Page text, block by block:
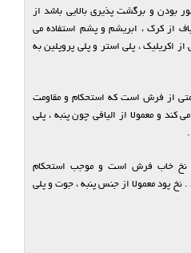
بودن و برگشت پذیری بالایی باشد از
از کرک ، ابریشم و پشم استفاده می
اکریلیک ، پلی استر و پلی پروپلین به
از فرش است که استحکام و مقاومت
و معمولا از الیافی چون پنبه ، پلی
نخ خاب فرش است و موجب استحکام
معمولا از جنس پنبه ، جوت و پلی